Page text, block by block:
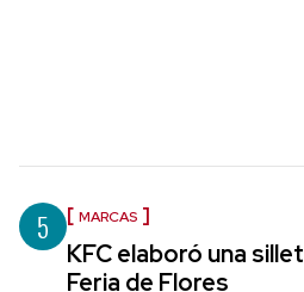
5 MARCAS
KFC elaboró una
Feria de Flores